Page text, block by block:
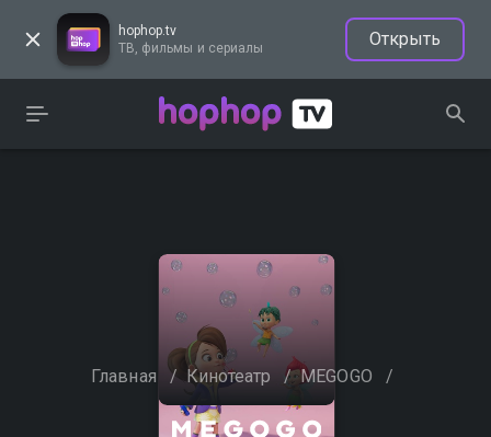
hophop.tv
ТВ, фильмы и сериалы
Открыть
Главная / Кинотеатр / MEGOGO /